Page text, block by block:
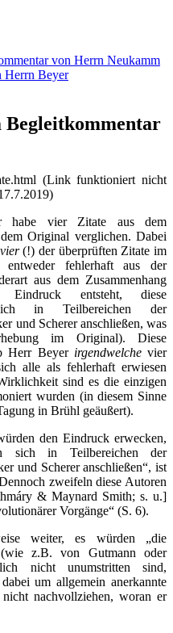
von Herrn Neukamm
Herrn Beyer
Begleitkommentar
(Link funktioniert nicht
habe vier Zitate aus dem
Original verglichen. Dabei
(!) der überprüften Zitate im
fehlerhaft aus der
aus dem Zusammenhang
entsteht, diese
in Teilbereichen der
und Scherer anschließen, was
im Original). Diese
Herr Beyer irgendwelchevier
alle als fehlerhaft erwiesen
sind es die einzigen
wurden (in diesem Sinne
in Brühl geäußert).
den Eindruck erwecken,
sich in Teilbereichen der
und Scherer anschließen“, ist
zweifeln diese Autoren
& Maynard Smith; s. u.]
Vorgänge“ (S. 6).
weiter, es würden „die
(wie z.B. von Gutmann oder
nicht unumstritten sind,
um allgemein anerkannte
nachvollziehen, woran er